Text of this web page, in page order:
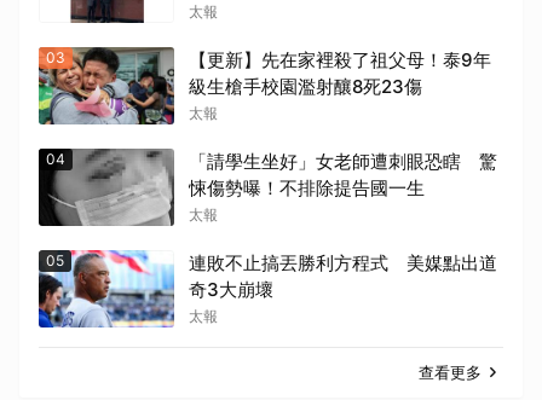
太報
03
【更新】先在家裡殺了祖父母！泰9年
級生槍手校園濫射釀8死23傷
太報
04
「請學生坐好」女老師遭刺眼恐瞎 驚
悚傷勢曝！不排除提告國一生
太報
05
連敗不止搞丟勝利方程式 美媒點出道
奇3大崩壞
太報
查看更多